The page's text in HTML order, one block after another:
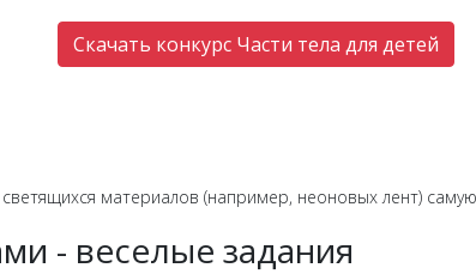
Скачать конкурс Части тела для детей
материалов (например, неоновых лент)
- веселые задания